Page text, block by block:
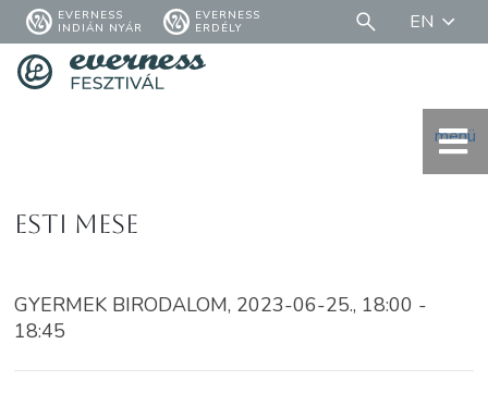
EVERNESS
INDIÁN NYÁR
EVERNESS
ERDÉLY
EN
menü
Esti mese
GYERMEK BIRODALOM, 2023-06-25., 18:00 -
18:45